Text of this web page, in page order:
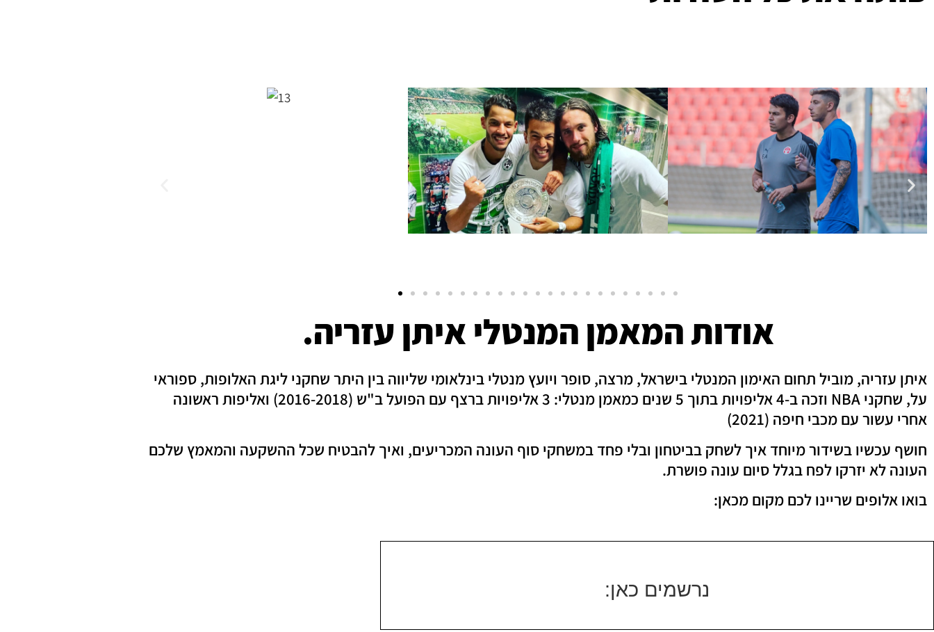
אודות המאמן המנטלי איתן עזריה.
איתן עזריה, מוביל תחום האימון המנטלי בישראל, מרצה, סופר ויועץ מנטלי בינלאומי שליווה בין היתר שחקני ליגת האלופות, ספוראי
על, שחקני NBA וזכה ב-4 אליפויות בתוך 5 שנים כמאמן מנטלי: 3 אליפויות ברצף עם הפועל ב"ש (2016-2018) ואליפות ראשונה
אחרי עשור עם מכבי חיפה (2021)
חושף עכשיו בשידור מיוחד איך לשחק בביטחון ובלי פחד במשחקי סוף העונה המכריעים, ואיך להבטיח שכל ההשקעה והמאמץ שלכם
העונה לא יזרקו לפח בגלל סיום עונה פושרת.
בואו אלופים שריינו לכם מקום מכאן:
נרשמים כאן: